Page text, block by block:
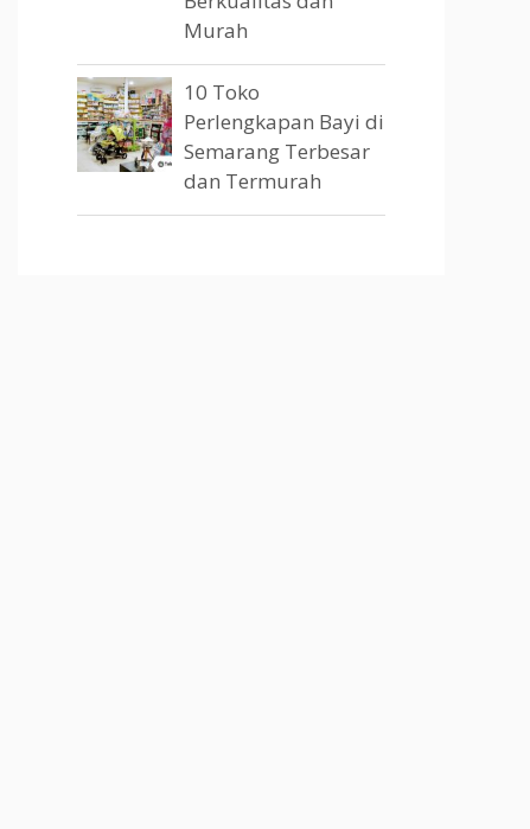
Murah
10 Toko
Perlengkapan Bayi di
Semarang Terbesar
dan Termurah